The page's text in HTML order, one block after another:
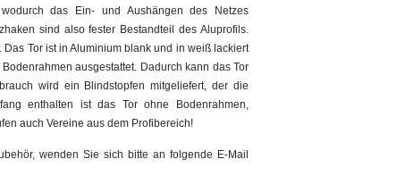
das Ein- und Aushängen des Netzes
sind also fester Bestandteil des Aluprofils.
Tor ist in Aluminium blank und in weiß lackiert
ausgestattet. Dadurch kann das Tor
wird ein Blindstopfen mitgeliefert, der die
enthalten ist das Tor ohne Bodenrahmen,
auch Vereine aus dem Profibereich!
wenden Sie sich bitte an folgende E-Mail